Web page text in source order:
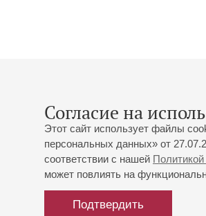
Согласие на
Этот сайт использует файлы
персональных данных» от
соответствии с нашей
может повлиять на
Подтвердить